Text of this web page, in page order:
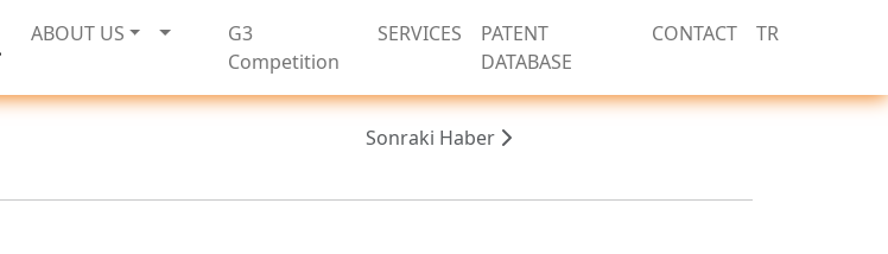
ABOUT US
G3
Competition
SERVICES
PATENT
DATABASE
CONTACT TR
Sonraki Haber